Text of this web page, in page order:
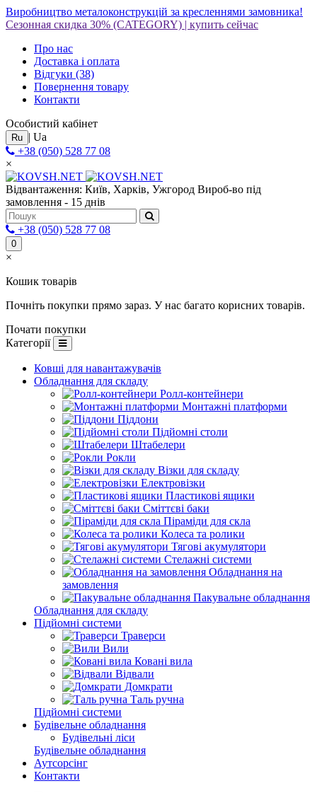
Виробництво металоконструкцій за кресленнями замовника!
Сезонная скидка 30% (CATEGORY) | купить сейчас
Про нас
Доставка і оплата
Відгуки (38)
Повернення товару
Контакти
Особистий кабінет
Ru | Ua
+38 (050) 528 77 08
×
Відвантаження: Київ, Харків, Ужгород Вироб-во під
замовлення - 15 днів
+38 (050) 528 77 08
0
×
Кошик товарів
Почніть покупки прямо зараз. У нас багато корисних товарів.
Почати покупки
Категорії
Ковші для навантажувачів
Обладнання для складу
Ролл-контейнери
Монтажні платформи
Піддони
Підйомні столи
Штабелери
Рокли
Візки для складу
Електровізки
Пластикові ящики
Сміттєві баки
Піраміди для скла
Колеса та ролики
Тягові акумулятори
Стелажні системи
Обладнання на
замовлення
Пакувальне обладнання
Обладнання для складу
Підйомні системи
Траверси
Вили
Ковані вила
Відвали
Домкрати
Таль ручна
Підйомні системи
Будівельне обладнання
Будівельні ліси
Будівельне обладнання
Аутсорсінг
Контакти